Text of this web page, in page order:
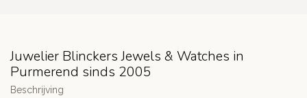
Juwelier Blinckers Jewels & Watches in
Purmerend sinds 2005
Beschrijving